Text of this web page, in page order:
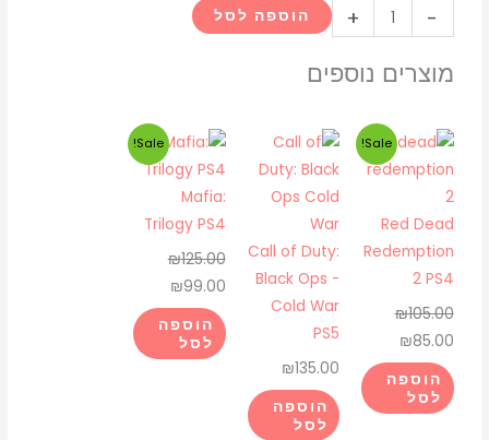
-
של
HITMAN:
Assassination
-
PlayStation
5
+ הוספה לסל
מוצרים נוספים
Red Dead
Redemption
2 PS4
Sale!
₪105.00
המחיר
המקורי
היה:
₪105.00.
₪85.00
המחיר
הנוכחי
₪85.00.
הוספה
לסל
Call of Duty:
Black Ops -
Cold War
PS5
₪135.00
הוספה
לסל
Mafia:
Trilogy PS4
Sale!
₪125.00
המחיר
המקורי
היה:
₪125.00.
₪99.00
המחיר
הנוכחי
₪99.00.
הוספה
לסל